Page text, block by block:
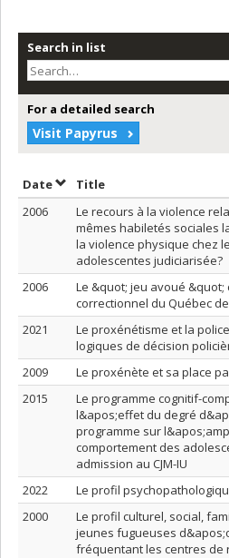
Search in list
For a detailed search
Visit Papyrus
DateSort by date in descending
Title
2006
Le recours à la violence
mêmes habiletés sociales
la violence physique chez
adolescentes judiciarisée?
2006
Le &quot; jeu avoué
correctionnel du Québec
2021
Le proxénétisme et la
logiques de décision
2009
Le proxénète et sa place
2015
Le programme cognitif-
l&apos;effet du degré
programme sur
comportement des
admission au CJM-IU
2022
Le profil
2000
Le profil culturel, social,
jeunes fugueuses
fréquentant les centres de